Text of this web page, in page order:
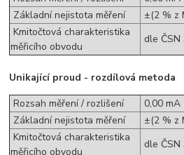
Základní nejistota měření
±(2 % z
Kmitočtová charakteristika
měřicího obvodu
dle ČSN
Unikající proud - rozdílová metoda
Rozsah měření / rozlišení
0,00
Základní nejistota měření
±(2 % z
Kmitočtová charakteristika
měřicího obvodu
dle ČSN